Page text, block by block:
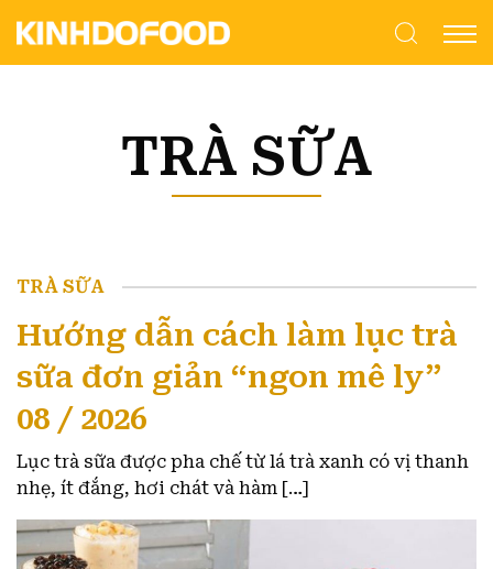
TRÀ SỮA
TRÀ SỮA
Hướng dẫn cách làm lục trà
sữa đơn giản “ngon mê ly”
08 / 2026
Lục trà sữa được pha chế từ lá trà xanh có vị thanh
nhẹ, ít đắng, hơi chát và hàm […]